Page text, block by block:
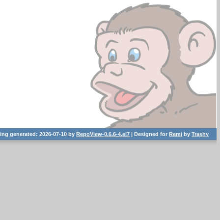
generated: 2026-07-10 by RepoView-0.6.6-4.el7 | Designed forRemi byTrashy